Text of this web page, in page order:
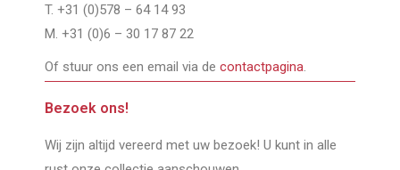
T. +31 (0)578 – 64 14 93
M. +31 (0)6 – 30 17 87 22
Of stuur ons een email via de contactpagina.
Bezoek ons!
Wij zijn altijd vereerd met uw bezoek! U kunt in alle